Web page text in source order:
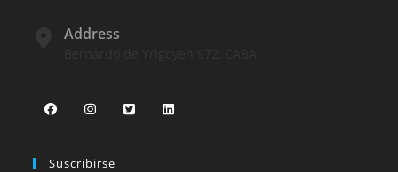
Address
Suscribirse